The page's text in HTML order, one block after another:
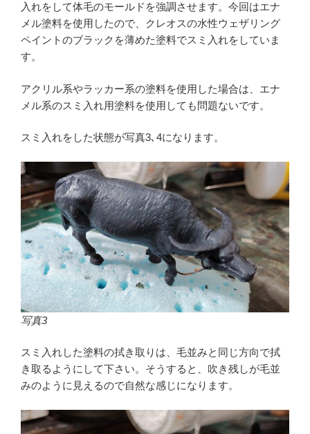
入れをして体毛のモールドを強調させます。今回はエナ
メル塗料を使用したので、クレオスの水性ウェザリング
ペイントのブラックを薄めた塗料でスミ入れをしていま
す。
アクリル系やラッカー系の塗料を使用した場合は、エナ
メル系のスミ入れ用塗料を使用しても問題ないです。
スミ入れをした状態が写真3､4になります。
写真3
スミ入れした塗料の拭き取りは、毛並みと同じ方向で拭
き取るようにして下さい。そうすると、吹き残しが毛並
みのように見えるので自然な感じになります。